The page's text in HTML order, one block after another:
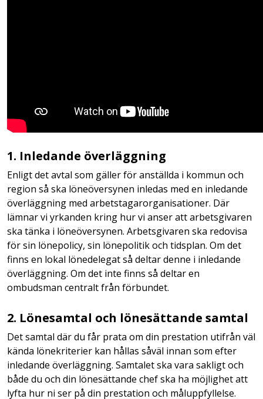
1. Inledande överläggning
Enligt det avtal som gäller för anställda i kommun och
region så ska löneöversynen inledas med en inledande
överläggning med arbetstagarorganisationer. Där
lämnar vi yrkanden kring hur vi anser att arbetsgivaren
ska tänka i löneöversynen. Arbetsgivaren ska redovisa
för sin lönepolicy, sin lönepolitik och tidsplan. Om det
finns en lokal lönedelegat så deltar denne i inledande
överläggning. Om det inte finns så deltar en
ombudsman centralt från förbundet.
2. Lönesamtal och lönesättande samtal
Det samtal där du får prata om din prestation utifrån väl
kända lönekriterier kan hållas såväl innan som efter
inledande överläggning. Samtalet ska vara sakligt och
både du och din lönesättande chef ska ha möjlighet att
lyfta hur ni ser på din prestation och måluppfyllelse.